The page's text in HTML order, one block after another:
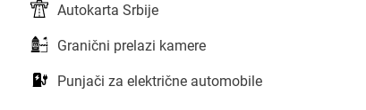
Autokarta Srbije
Granični prelazi kamere
Punjači za električne automobile